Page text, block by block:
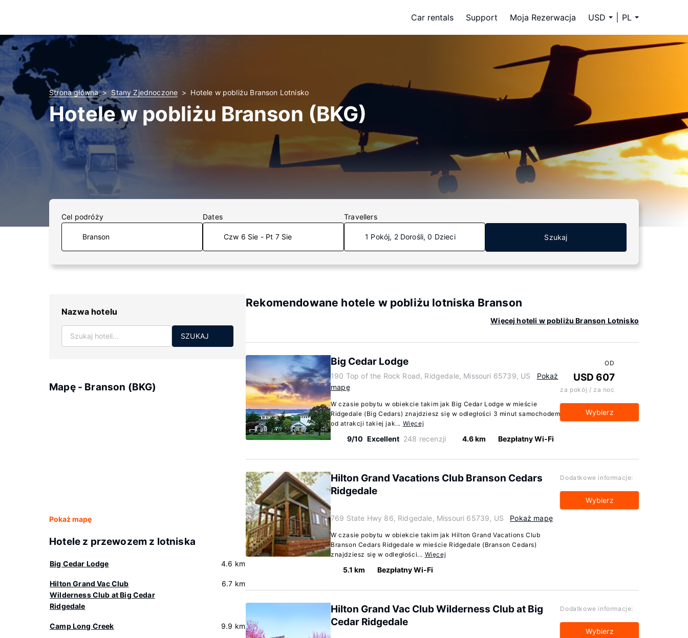
Car rentals Support Moja Rezerwacja USD PL
Strona główna Stany Zjednoczone Hotele w pobliżu Branson Lotnisko
Hotele w pobliżu Branson (BKG)
Cel podróży Dates
Czw 6 Sie - Pt 7 Sie
Travellers
1 Pokój, 2 Dorośli, 0 Dzieci Szukaj
Nazwa hotelu
SZUKAJ
Mapę - Branson (BKG)
Pokaż mapę
Hotele z przewozem z lotniska
Big Cedar Lodge 4.6 km
Hilton Grand Vac Club
Wilderness Club at Big Cedar
Ridgedale
6.7 km
Camp Long Creek 9.9 km
Rekomendowane hotele w pobliżu lotniska Branson
Więcej hoteli w pobliżu Branson Lotnisko
Big Cedar Lodge
190 Top of the Rock Road, Ridgedale, Missouri 65739, US
Pokaż
mapę
W czasie pobytu w obiekcie takim jak Big Cedar Lodge w mieście
Ridgedale (Big Cedars) znajdziesz się w odległości 3 minut samochodem
od atrakcji takiej jak... Więcej
9/10 Excellent 248 recenzji 4.6 km Bezpłatny Wi-Fi
OD
USD 607
za pokój / za noc
Wybierz
Hilton Grand Vacations Club Branson Cedars
Ridgedale
769 State Hwy 86, Ridgedale, Missouri 65739, US Pokaż mapę
W czasie pobytu w obiekcie takim jak Hilton Grand Vacations Club
Branson Cedars Ridgedale w mieście Ridgedale (Branson Cedars)
znajdziesz się w odległości... Więcej
5.1 km Bezpłatny Wi-Fi
Dodatkowe informacje:
Wybierz
Hilton Grand Vac Club Wilderness Club at Big
Cedar Ridgedale
Dodatkowe informacje:
Wybierz